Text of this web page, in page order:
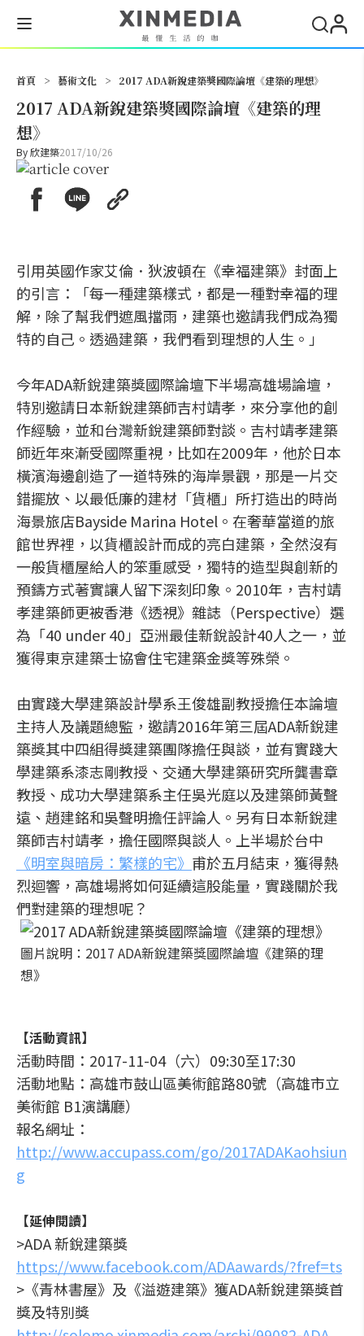
首頁 > 藝術文化 > 2017 ADA新銳建築獎國際論壇《建築的理想》
2017 ADA新銳建築獎國際論壇《建築的理
想》
By欣建築2017/10/26
引用英國作家艾倫．狄波頓在《幸福建築》封面上
的引言：「每一種建築樣式，都是一種對幸福的理
解，除了幫我們遮風擋雨，建築也邀請我們成為獨
特的自己。透過建築，我們看到理想的人生。」
今年ADA新銳建築獎國際論壇下半場高雄場論壇，
特別邀請日本新銳建築師吉村靖孝，來分享他的創
作經驗，並和台灣新銳建築師對談。吉村靖孝建築
師近年來漸受國際重視，比如在2009年，他於日本
橫濱海邊創造了一道特殊的海岸景觀，那是一片交
錯擺放、以最低廉的建材「貨櫃」所打造出的時尚
海景旅店Bayside Marina Hotel。在奢華當道的旅
館世界裡，以貨櫃設計而成的亮白建築，全然沒有
一般貨櫃屋給人的笨重感受，獨特的造型與創新的
預鑄方式著實讓人留下深刻印象。2010年，吉村靖
孝建築師更被香港《透視》雜誌（Perspective）選
為「40 under 40」亞洲最佳新銳設計40人之一，並
獲得東京建築士協會住宅建築金獎等殊榮。
由實踐大學建築設計學系王俊雄副教授擔任本論壇
主持人及議題總監，邀請2016年第三屆ADA新銳建
築獎其中四組得獎建築團隊擔任與談，並有實踐大
學建築系漆志剛教授、交通大學建築研究所龔書章
教授、成功大學建築系主任吳光庭以及建築師黃聲
遠、趙建銘和吳聲明擔任評論人。另有日本新銳建
築師吉村靖孝，擔任國際與談人。上半場於台中
《明室與暗房：繁樣的宅》 甫於五月結束，獲得熱
烈迴響，高雄場將如何延續這股能量，實踐關於我
們對建築的理想呢？
圖片說明：2017 ADA新銳建築獎國際論壇《建築的理
想》
【活動資訊】
活動時間：2017-11-04（六）09:30至17:30
活動地點：高雄市鼓山區美術館路80號（高雄市立
美術館 B1演講廳）
報名網址：
http://www.accupass.com/go/2017ADAKaohsiun
g
【延伸閱讀】
>ADA 新銳建築獎
https://www.facebook.com/ADAawards/?fref=ts
>《青林書屋》及《溢遊建築》獲ADA新銳建築獎首
獎及特別獎